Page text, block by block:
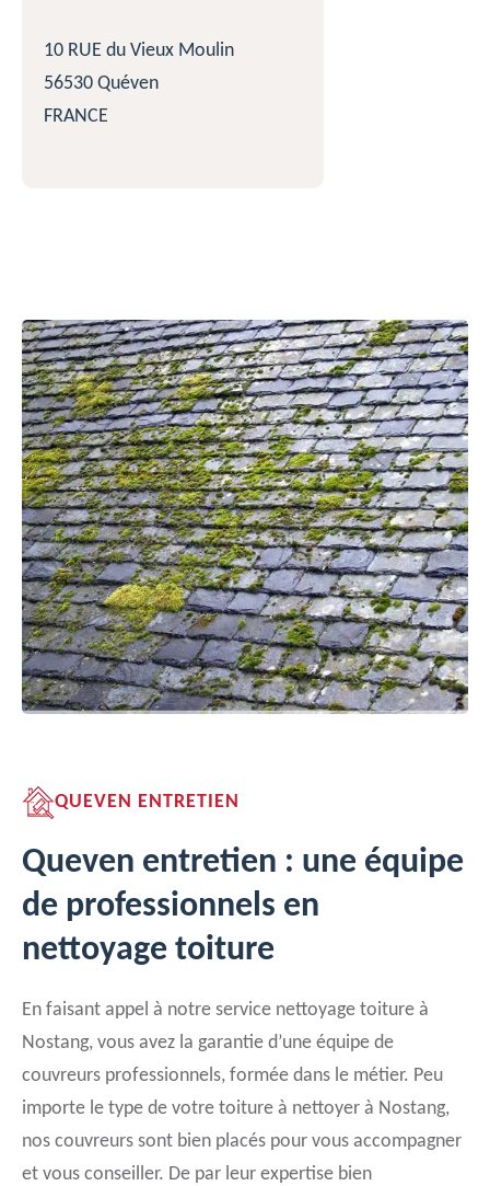
10 RUE du Vieux Moulin
56530 Quéven
FRANCE
QUEVEN ENTRETIEN
Queven entretien : une équipe
de professionnels en
nettoyage toiture
En faisant appel à notre service nettoyage toiture à
Nostang, vous avez la garantie d’une équipe de
couvreurs professionnels, formée dans le métier. Peu
importe le type de votre toiture à nettoyer à Nostang,
nos couvreurs sont bien placés pour vous accompagner
et vous conseiller. De par leur expertise bien